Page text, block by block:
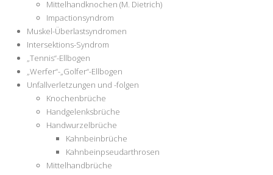
Mittelhandknochen (M. Dietrich)
Impactionsyndrom
Muskel-Überlastsyndromen
Intersektions-Syndrom
„Tennis“-Ellbogen
„Werfer“-„Golfer“-Ellbogen
Unfallverletzungen und -folgen
Knochenbrüche
Handgelenksbrüche
Handwurzelbrüche
Kahnbeinbrüche
Kahnbeinpseudarthrosen
Mittelhandbrüche